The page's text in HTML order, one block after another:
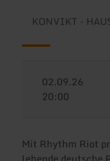
KONVIKT -
02.09.26
20:00
Mit Rhythm Riot